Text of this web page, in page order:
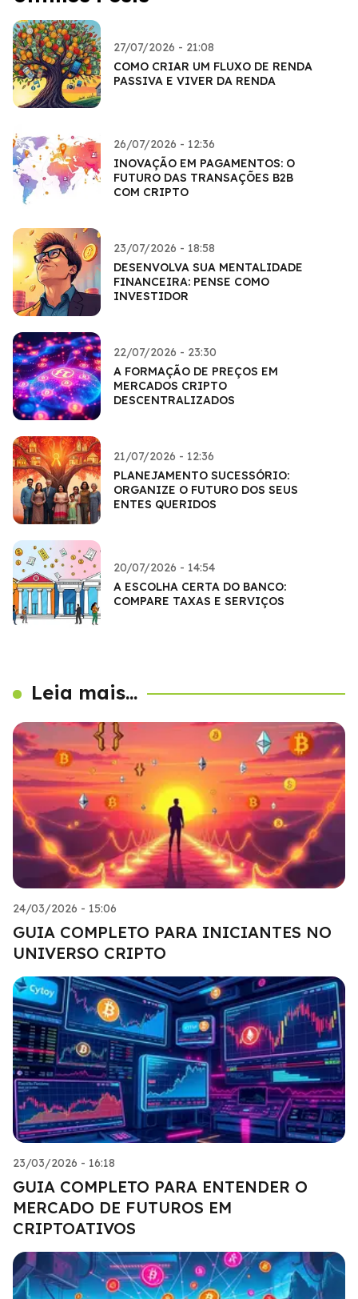
27/07/2026 - 21:08
COMO CRIAR UM FLUXO DE RENDA
PASSIVA E VIVER DA RENDA
26/07/2026 - 12:36
INOVAÇÃO EM PAGAMENTOS: O
FUTURO DAS TRANSAÇÕES B2B
COM CRIPTO
23/07/2026 - 18:58
DESENVOLVA SUA MENTALIDADE
FINANCEIRA: PENSE COMO
INVESTIDOR
22/07/2026 - 23:30
A FORMAÇÃO DE PREÇOS EM
MERCADOS CRIPTO
DESCENTRALIZADOS
21/07/2026 - 12:36
PLANEJAMENTO SUCESSÓRIO:
ORGANIZE O FUTURO DOS SEUS
ENTES QUERIDOS
20/07/2026 - 14:54
A ESCOLHA CERTA DO BANCO:
COMPARE TAXAS E SERVIÇOS
Leia mais...
24/03/2026 - 15:06
GUIA COMPLETO PARA INICIANTES NO
UNIVERSO CRIPTO
23/03/2026 - 16:18
GUIA COMPLETO PARA ENTENDER O
MERCADO DE FUTUROS EM
CRIPTOATIVOS